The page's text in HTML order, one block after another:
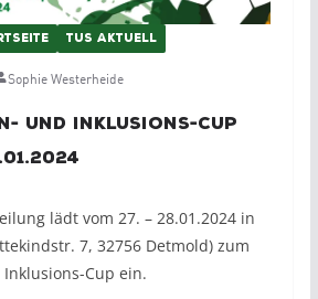
TUS AKTUELL
Sophie Westerheide
und Inklusions-Cup
lädt vom 27. – 28.01.2024 in
7, 32756 Detmold) zum
Cup ein.